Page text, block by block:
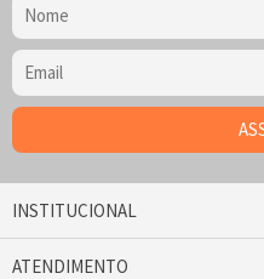
INSTITUCIONAL
ATENDIMENTO